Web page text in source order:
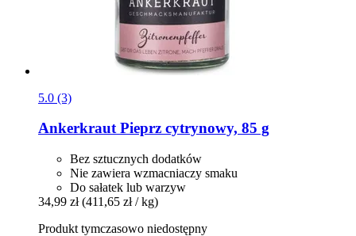
5.0 (3)
AnkerkrautPieprz cytrynowy, 85 g
Bez sztucznych dodatków
Nie zawiera wzmacniaczy smaku
Do sałatek lub warzyw
34,99 zł (411,65 zł / kg)
Produkt tymczasowo niedostępny